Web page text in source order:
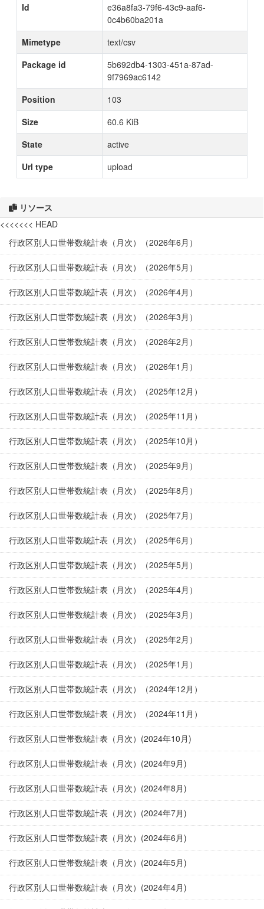
リソース
<<<<<<< HEAD
行政区別人口世帯数統計表（月次）（2026年6月）
行政区別人口世帯数統計表（月次）（2026年5月）
行政区別人口世帯数統計表（月次）（2026年4月）
行政区別人口世帯数統計表（月次）（2026年3月）
行政区別人口世帯数統計表（月次）（2026年2月）
行政区別人口世帯数統計表（月次）（2026年1月）
行政区別人口世帯数統計表（月次）（2025年12月）
行政区別人口世帯数統計表（月次）（2025年11月）
行政区別人口世帯数統計表（月次）（2025年10月）
行政区別人口世帯数統計表（月次）（2025年9月）
行政区別人口世帯数統計表（月次）（2025年8月）
行政区別人口世帯数統計表（月次）（2025年7月）
行政区別人口世帯数統計表（月次）（2025年6月）
行政区別人口世帯数統計表（月次）（2025年5月）
行政区別人口世帯数統計表（月次）（2025年4月）
行政区別人口世帯数統計表（月次）（2025年3月）
行政区別人口世帯数統計表（月次）（2025年2月）
行政区別人口世帯数統計表（月次）（2025年1月）
行政区別人口世帯数統計表（月次）（2024年12月）
行政区別人口世帯数統計表（月次）（2024年11月）
行政区別人口世帯数統計表（月次）(2024年10月)
行政区別人口世帯数統計表（月次）(2024年9月)
行政区別人口世帯数統計表（月次）(2024年8月)
行政区別人口世帯数統計表（月次）(2024年7月)
行政区別人口世帯数統計表（月次）(2024年6月)
行政区別人口世帯数統計表（月次）(2024年5月)
行政区別人口世帯数統計表（月次）(2024年4月)
Id
e36a8fa3-79f6-43c9-aaf6-
0c4b60ba201a
Mimetype
text/csv
Package id
5b692db4-1303-451a-87ad-
9f7969ac6142
Position
103
Size
60.6 KiB
State
active
Url type
upload